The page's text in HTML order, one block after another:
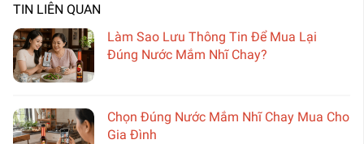
TIN LIÊN QUAN
Làm Sao Lưu Thông Tin Để Mua Lại
Đúng Nước Mắm Nhĩ Chay?
Chọn Đúng Nước Mắm Nhĩ Chay Mua Cho
Gia Đình